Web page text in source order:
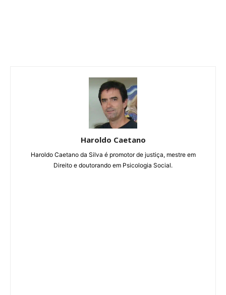
Haroldo Caetano
Haroldo Caetano da Silva é promotor de justiça, mestre em
Direito e doutorando em Psicologia Social.